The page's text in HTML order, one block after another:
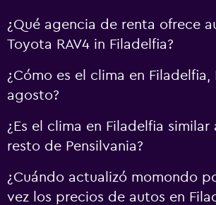
¿Qué agencia de renta ofrece
Toyota RAV4 in Filadelfia?
¿Cómo es el clima en Filadelfia,
agosto?
¿Es el clima en Filadelfia similar
resto de Pensilvania?
¿Cuándo actualizó momondo
vez los precios de autos en